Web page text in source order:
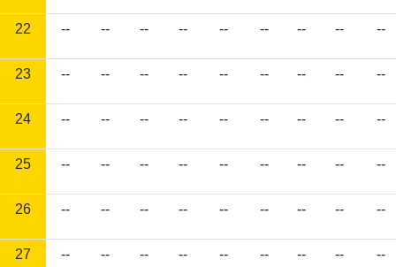
22 -- -- -- -- -- -- -- -- --
23 -- -- -- -- -- -- -- -- --
24 -- -- -- -- -- -- -- -- --
25 -- -- -- -- -- -- -- -- --
26 -- -- -- -- -- -- -- -- --
27 -- -- -- -- -- -- -- -- --